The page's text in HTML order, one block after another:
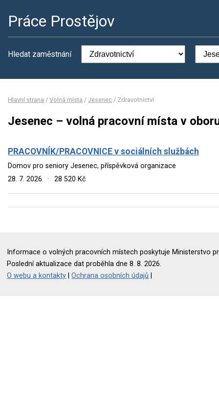
Práce Prostějov
Hledat zaměstnání
Hlavní strana / Volná místa / Jesenec / Zdravotnictví
Jesenec – volná pracovní místa v
PRACOVNÍK/PRACOVNICE v sociálních službách
Domov pro seniory Jesenec, příspěvková organizace
28. 7. 2026
· 28 520 Kč
Informace o volných pracovních místech poskytuje Ministerstvo
Poslední aktualizace dat proběhla dne 8. 8. 2026.
O webu a kontakty |Ochrana osobních údajů